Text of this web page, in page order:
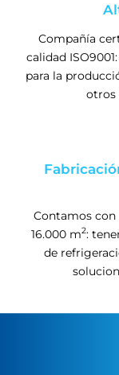
Compañía
calidad
para la
otros
Contamos con
16.000 m2:
de